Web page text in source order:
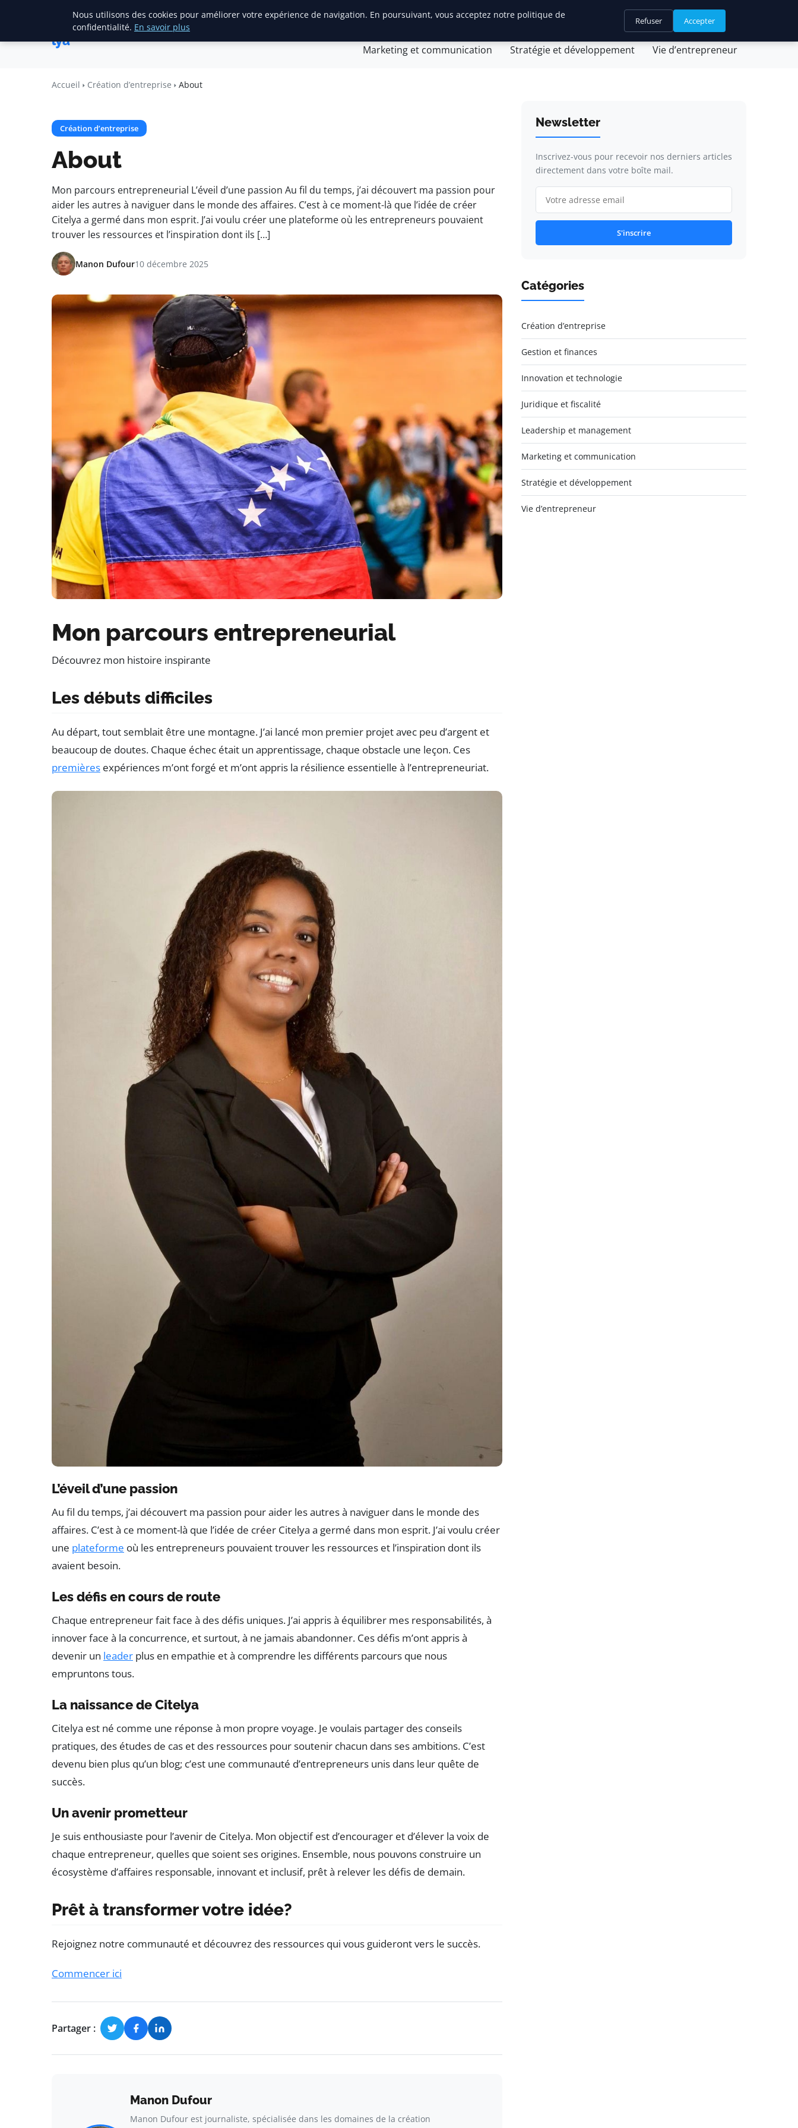
Cite
lya
Accueil Création d’entreprise Gestion et finances Innovation et technologie Juridique et fiscalité Leadership et management
Marketing et communication Stratégie et développement Vie d’entrepreneur
Accueil Création d’entreprise About
Création d’entreprise
About
Mon parcours entrepreneurial L’éveil d’une passion Au fil du temps, j’ai découvert ma passion pour
aider les autres à naviguer dans le monde des affaires. C’est à ce moment-là que l’idée de créer
Citelya a germé dans mon esprit. J’ai voulu créer une plateforme où les entrepreneurs pouvaient
trouver les ressources et l’inspiration dont ils […]
Manon Dufour10 décembre 2025
Mon parcours entrepreneurial
Découvrez mon histoire inspirante
Les débuts difficiles
Au départ, tout semblait être une montagne. J’ai lancé mon premier projet avec peu d’argent et
beaucoup de doutes. Chaque échec était un apprentissage, chaque obstacle une leçon. Ces
premières expériences m’ont forgé et m’ont appris la résilience essentielle à l’entrepreneuriat.
L’éveil d’une passion
Au fil du temps, j’ai découvert ma passion pour aider les autres à naviguer dans le monde des
affaires. C’est à ce moment-là que l’idée de créer Citelya a germé dans mon esprit. J’ai voulu créer
une plateforme où les entrepreneurs pouvaient trouver les ressources et l’inspiration dont ils
avaient besoin.
Les défis en cours de route
Chaque entrepreneur fait face à des défis uniques. J’ai appris à équilibrer mes responsabilités, à
innover face à la concurrence, et surtout, à ne jamais abandonner. Ces défis m’ont appris à
devenir un leader plus en empathie et à comprendre les différents parcours que nous
empruntons tous.
La naissance de Citelya
Citelya est né comme une réponse à mon propre voyage. Je voulais partager des conseils
pratiques, des études de cas et des ressources pour soutenir chacun dans ses ambitions. C’est
devenu bien plus qu’un blog; c’est une communauté d’entrepreneurs unis dans leur quête de
succès.
Un avenir prometteur
Je suis enthousiaste pour l’avenir de Citelya. Mon objectif est d’encourager et d’élever la voix de
chaque entrepreneur, quelles que soient ses origines. Ensemble, nous pouvons construire un
écosystème d’affaires responsable, innovant et inclusif, prêt à relever les défis de demain.
Prêt à transformer votre idée?
Rejoignez notre communauté et découvrez des ressources qui vous guideront vers le succès.
Commencer ici
Partager :
Manon Dufour
Manon Dufour est journaliste, spécialisée dans les domaines de la création
Newsletter
Inscrivez-vous pour recevoir nos derniers articles
directement dans votre boîte mail.
S'inscrire
Catégories
Création d’entreprise
Gestion et finances
Innovation et technologie
Juridique et fiscalité
Leadership et management
Marketing et communication
Stratégie et développement
Vie d’entrepreneur
Nous utilisons des cookies pour améliorer votre expérience de navigation. En poursuivant, vous acceptez notre politique de
confidentialité. En savoir plus
Refuser Accepter